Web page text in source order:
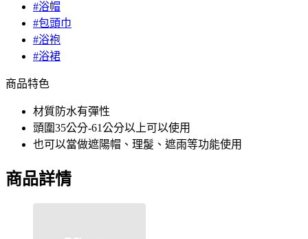
#浴帽
#包頭巾
#浴袍
#浴裙
商品特色
材質防水有彈性
頭圍35公分-61公分以上可以使用
也可以當做遮陽帽、理髲、遮雨等功能使用
商品詳情